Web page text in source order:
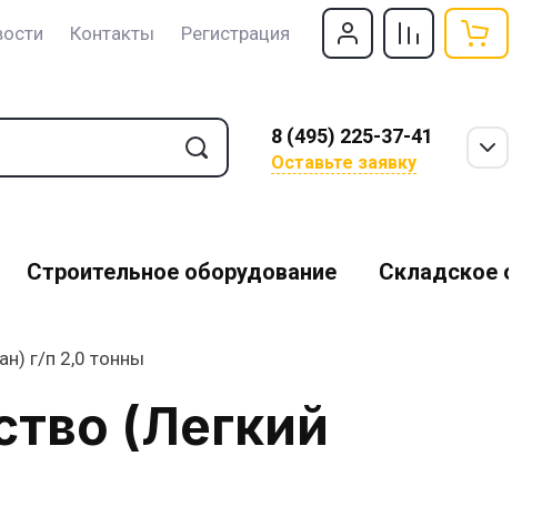
Контакты Регистрация Вакансии
Найти8 (495) 225-37-41
Оставьте заявку
Строительное оборудование Складское
г/п 2,0 тонны
(Легкий